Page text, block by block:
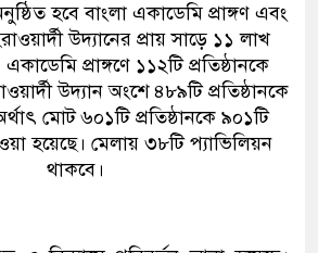
হবে বাংলা একাডেমি প্রাঙ্গণ এবং
উদ্যানের প্রায় সাড়ে ১১ লাখ
প্রাঙ্গণে ১১২টি প্রতিষ্ঠানকে
উদ্যান অংশে ৪৮৯টি প্রতিষ্ঠানকে
মোট ৬০১টি প্রতিষ্ঠানকে ৯০১টি
হয়েছে। মেলায় ৩৮টি প্যাভিলিয়ন
থাকবে।